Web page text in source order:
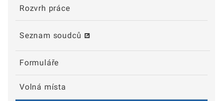
Rozvrh práce
Seznam soudců
Formuláře
Volná místa